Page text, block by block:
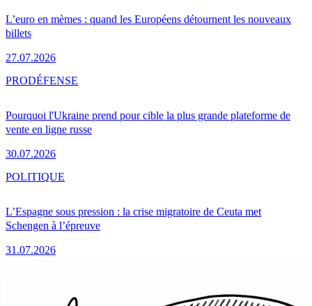
L’euro en mèmes : quand les Européens détournent les nouveaux
billets
27.07.2026
Pourquoi l'Ukraine prend pour cible la plus grande plateforme de
vente en ligne russe
30.07.2026
PRODÉFENSE
L’Espagne sous pression : la crise migratoire de Ceuta met
Schengen à l’épreuve
31.07.2026
POLITIQUE